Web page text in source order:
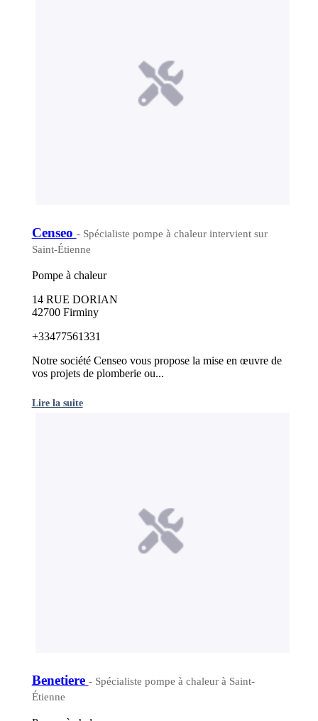
Censeo - Spécialiste pompe à chaleur intervient sur
Saint-Étienne
Pompe à chaleur
14 RUE DORIAN
42700 Firminy
+33477561331
Notre société Censeo vous propose la mise en œuvre de
vos projets de plomberie ou...
Lire la suite
Benetiere - Spécialiste pompe à chaleur à Saint-
Étienne